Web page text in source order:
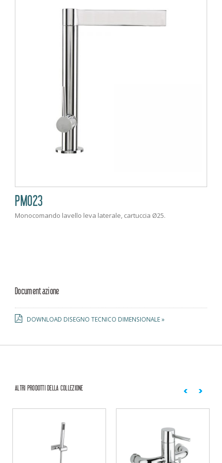
PM023
Monocomando lavello leva laterale, cartuccia Ø25.
Documentazione
DOWNLOAD DISEGNO TECNICO DIMENSIONALE »
ALTRI PRODOTTI DELLA COLLEZIONE